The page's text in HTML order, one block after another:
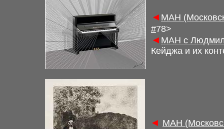
◄ МАН
#78>
◄ МАН с
Кейджа и их
◄ МАН